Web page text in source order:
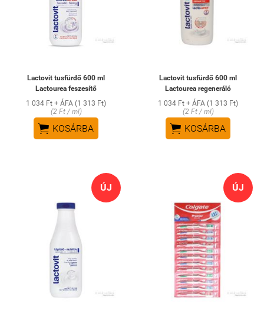
Lactovit tusfürdő 600 ml
Lactourea feszesítő
1 034 Ft + ÁFA (1 313 Ft)
(2 Ft / ml)
 KOSÁRBA
Lactovit tusfürdő 600 ml
Lactourea regeneráló
1 034 Ft + ÁFA (1 313 Ft)
(2 Ft / ml)
 KOSÁRBA
ÚJ ÚJ